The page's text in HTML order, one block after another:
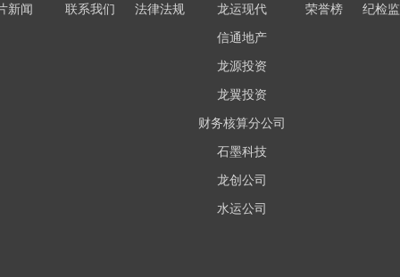
新闻
联系我们
法律法规
龙运现代
信通地产
龙源投资
龙翼投资
财务核算分公司
石墨科技
龙创公司
水运公司
荣誉榜
纪检